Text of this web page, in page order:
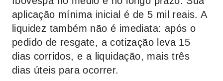
aplicação mínima inicial é de 5 mil reais. A
liquidez também não é imediata: após o
pedido de resgate, a cotização leva 15
dias corridos, e a liquidação, mais três
dias úteis para ocorrer.